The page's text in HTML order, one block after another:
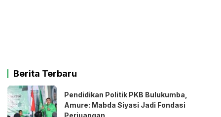
Berita Terbaru
Pendidikan Politik PKB Bulukumba,
Amure: Mabda Siyasi Jadi Fondasi
Perjuangan